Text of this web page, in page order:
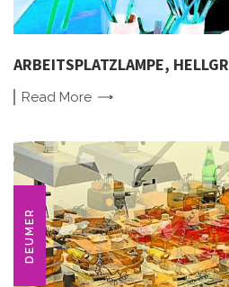
ARBEITSPLATZLAMPE,
Read More
DEUMER